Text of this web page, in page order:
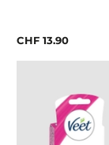
CHF 13.90